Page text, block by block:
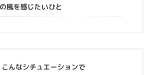
風を感じたいひと
こんなシチュエーションで